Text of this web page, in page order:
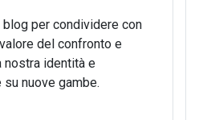
per condividere con
del confronto e
nostra identità e
nuove gambe.